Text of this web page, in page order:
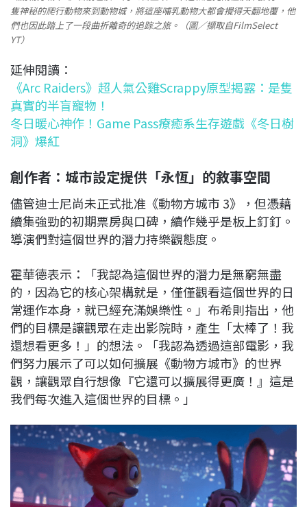
隻神秘的爬行動物來到動物城，將這座哺乳動物大都會攪得天翻地覆，他
們也因此踏上了一段曲折離奇的追踪之旅。（圖／擷取自FilmSelect
YT）
延伸閱讀：
《Arc Raiders》超人氣公雞Scrappy原型揭露：是隻
真實的半盲寵物！
冬日暖心神作！Game Pass療癒系生存遊戲《冬日樹
洞》爆紅
創作者：城市設定提供「永恆」的敘事空間
儘管迪士尼尚未正式批准《動物方城市 3》，但憑藉
續集強勁的初期票房與口碑，續作幾乎是板上釘釘。
導演們對這個世界的潛力持樂觀態度。
霍華德表示：「我認為這個世界的潛力是無窮無盡
的，因為它的核心架構就是，僅僅觀看這個世界的日
常運作本身，就已經充滿娛樂性。」布希則指出，他
們的目標是讓觀眾在走出影院時，產生「太棒了！我
還想看更多！」的想法。「我認為透過這部電影，我
們努力展示了可以如何擴展《動物方城市》的世界
觀，讓觀眾自行想像『它還可以擴展得更廣！』這是
我們每次進入這個世界的目標。」